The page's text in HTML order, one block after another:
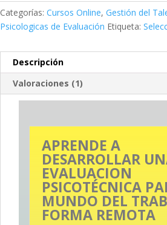
Evaluación
Personal
distancia
(PSICOTÉCNICOS
ONLINE)
cantidad
Categorías: Cursos Online, Gestión del
Psicologicas de Evaluación Etiqueta:
Descripción
Valoraciones (1)
APRENDE A
DESARROLLAR
EVALUACION
PSICOTÉCNICA
MUNDO DEL
FORMA REMOTA